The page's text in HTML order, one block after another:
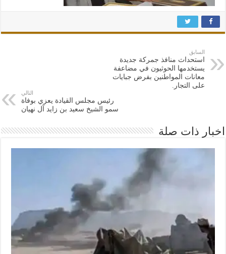
السابق
استحداث منافذ جمركة جديدة
يستخدمها الحوثيون في مضاعفة
معانات المواطنين بفرض جبايات
على التجار.
التالي
رئيس مجلس القيادة يعزي بوفاة
سمو الشيخ سعيد بن زايد آل نهيان
اخبار ذات صلة